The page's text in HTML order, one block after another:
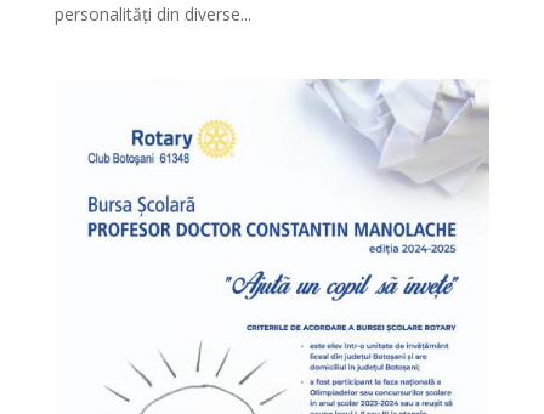
personalități din diverse...